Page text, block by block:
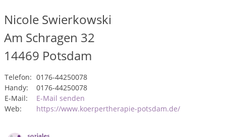
Nicole Swierkowski
Am Schragen 32
14469 Potsdam
Telefon: 0176-44250078
Handy:
0176-44250078
E-Mail:
E-Mail senden
Web:
https://www.koerpertherapie-potsdam.de/